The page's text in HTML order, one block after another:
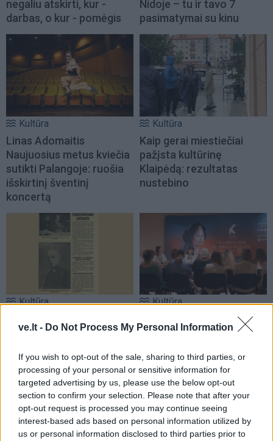
ve.lt - Do Not Process My Personal Information
If you wish to opt-out of the sale, sharing to third parties, or
processing of your personal or sensitive information for
targeted advertising by us, please use the below opt-out
section to confirm your selection. Please note that after your
opt-out request is processed you may continue seeing
interest-based ads based on personal information utilized by
us or personal information disclosed to third parties prior to
negaliu atskirti, kur -
darbas, o kur - pomėgis
Nidoje – tu ir tavo 7
pasimatymai su kinu
Kultūra
Linas Adomaitis
Naujuosius metus kviečia
sutikti Palangoje: ruošia
išskirtinį šventinį
koncertą
Kultūra
Kaip gerai miestiečiai
pažįsta kultūrinę
Klaipėdą: rezultatas
nustebino
Kultūra
sostų karai (93)
Kultūra
keturios meninės patirtys